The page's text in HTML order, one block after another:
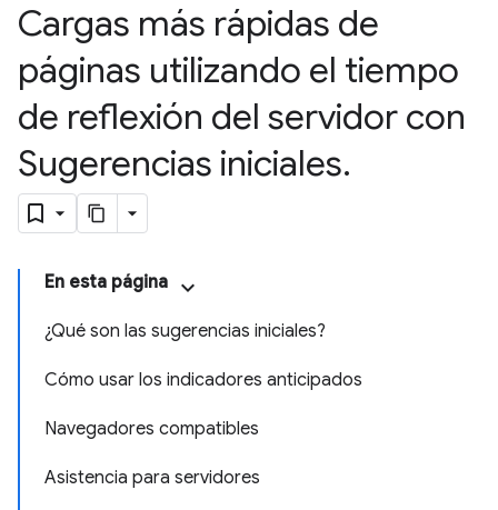
Cargas más rápidas de
páginas utilizando el tiempo
de reflexión del servidor con
Sugerencias iniciales.
En esta página
¿Qué son las sugerencias iniciales?
Cómo usar los indicadores anticipados
Navegadores compatibles
Asistencia para servidores